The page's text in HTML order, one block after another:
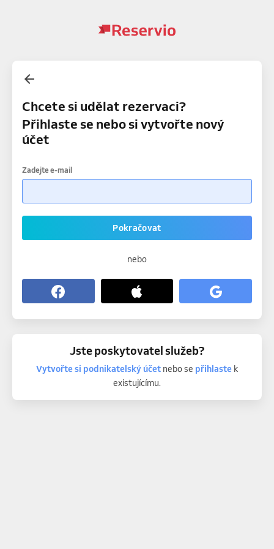
Chcete si udělat rezervaci?
Přihlaste se nebo si vytvořte nový
účet
Zadejte e-mail
Pokračovat
nebo
Jste poskytovatel služeb?
Vytvořte si podnikatelský účetnebo se přihlastek
existujícímu.